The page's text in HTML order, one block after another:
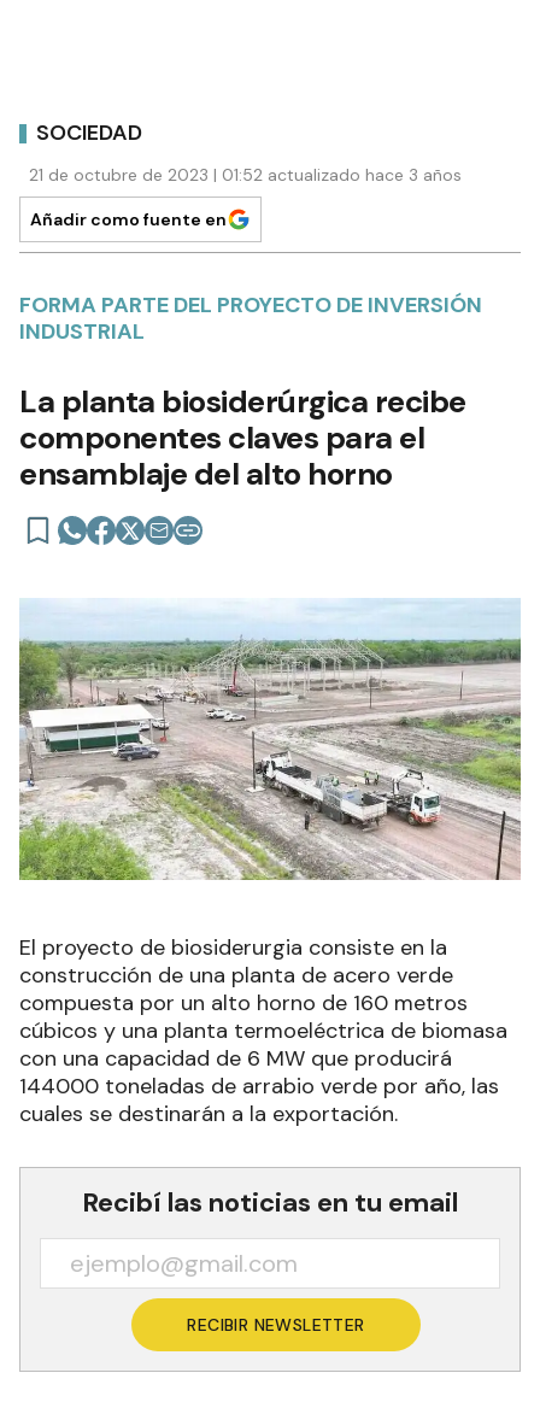
SOCIEDAD
21 de octubre de 2023 | 01:52 actualizado hace 3 años
Añadir como fuente en
FORMA PARTE DEL PROYECTO DE INVERSIÓN
INDUSTRIAL
La planta biosiderúrgica recibe
componentes claves para el
ensamblaje del alto horno
El proyecto de biosiderurgia consiste en la
construcción de una planta de acero verde
compuesta por un alto horno de 160 metros
cúbicos y una planta termoeléctrica de biomasa
con una capacidad de 6 MW que producirá
144000 toneladas de arrabio verde por año, las
cuales se destinarán a la exportación.
Recibí las noticias en tu email
RECIBIR NEWSLETTER